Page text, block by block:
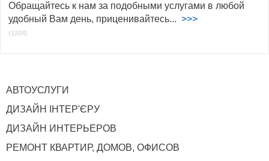
Обращайтесь к нам за подобными услугами в любой
удобный Вам день, приценивайтесь... >>>
(1204)
АВТОУСЛУГИ
ДИЗАЙН ІНТЕР'ЄРУ
ДИЗАЙН ИНТЕРЬЕРОВ
РЕМОНТ КВАРТИР, ДОМОВ, ОФИСОВ